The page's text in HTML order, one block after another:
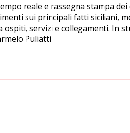
reale e rassegna stampa
sui principali fatti siciliani,
ospiti, servizi e collegamenti. In
Puliatti